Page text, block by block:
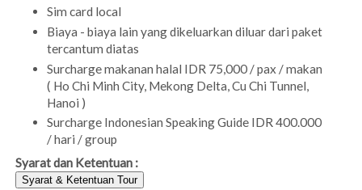
Sim card local
Biaya - biaya lain yang dikeluarkan diluar dari paket
tercantum diatas
Surcharge makanan halal IDR 75,000 / pax / makan
( Ho Chi Minh City, Mekong Delta, Cu Chi Tunnel,
Hanoi )
Surcharge Indonesian Speaking Guide IDR 400.000
/ hari / group
Syarat dan Ketentuan :
Syarat & Ketentuan Tour